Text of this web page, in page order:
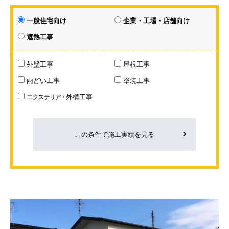
一般住宅向け 企業・工場・店舗向け
遮熱工事
外壁工事 屋根工事
雨どい工事 塗装工事
エクステリア・ 外構工事